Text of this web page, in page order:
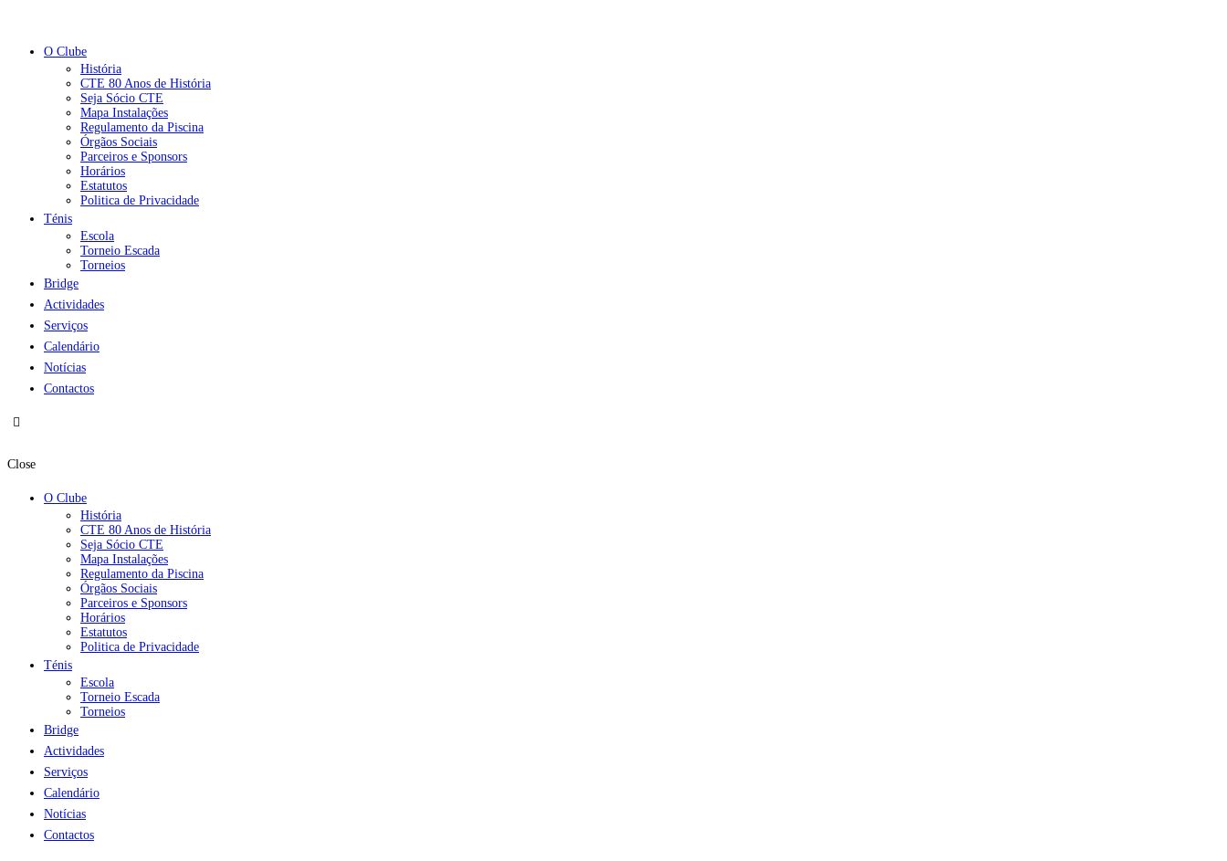
O Clube
História
CTE 80 Anos de História
Seja Sócio CTE
Mapa Instalações
Regulamento da Piscina
Órgãos Sociais
Parceiros e Sponsors
Horários
Estatutos
Politica de Privacidade
Ténis
Escola
Torneio Escada
Torneios
Bridge
Actividades
Serviços
Calendário
Notícias
Contactos
Close
O Clube
História
CTE 80 Anos de História
Seja Sócio CTE
Mapa Instalações
Regulamento da Piscina
Órgãos Sociais
Parceiros e Sponsors
Horários
Estatutos
Politica de Privacidade
Ténis
Escola
Torneio Escada
Torneios
Bridge
Actividades
Serviços
Calendário
Notícias
Contactos